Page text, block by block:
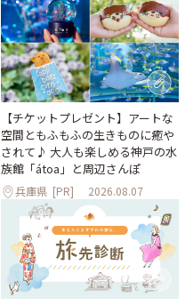
【チケットプレゼント】アートな
空間ともふもふの生きものに癒や
されて♪ 大人も楽しめる神戸の水
族館「átoa」と周辺さんぽ
兵庫県 [PR] 2026.08.07